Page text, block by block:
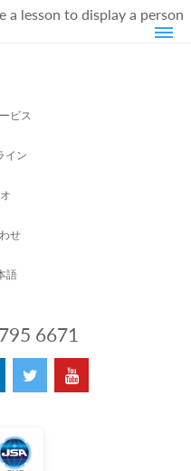
a lesson to display a person
ビス
イン
せ
語
6671